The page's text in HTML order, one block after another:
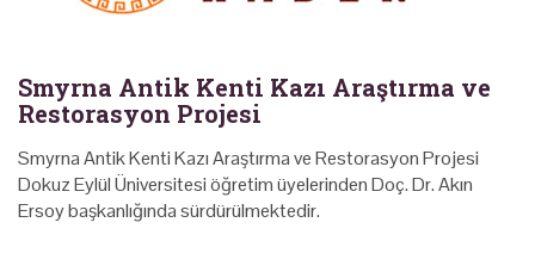
Smyrna Antik Kenti Kazı Araştırma ve
Restorasyon Projesi
Smyrna Antik Kenti Kazı Araştırma ve Restorasyon Projesi
Dokuz Eylül Üniversitesi öğretim üyelerinden Doç. Dr. Akın
Ersoy başkanlığında sürdürülmektedir.